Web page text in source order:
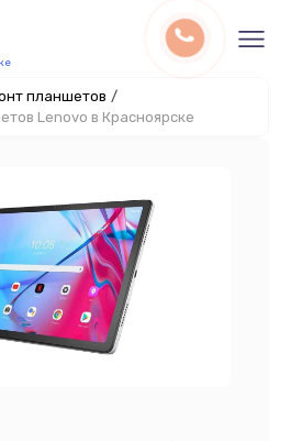
планшетов /
Lenovo в Красноярске